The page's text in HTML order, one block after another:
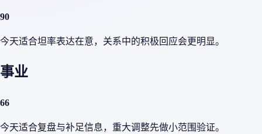
90
今天适合坦率表达在意，关系中的积极回应会更明显。
事业
66
今天适合复盘与补足信息，重大调整先做小范围验证。